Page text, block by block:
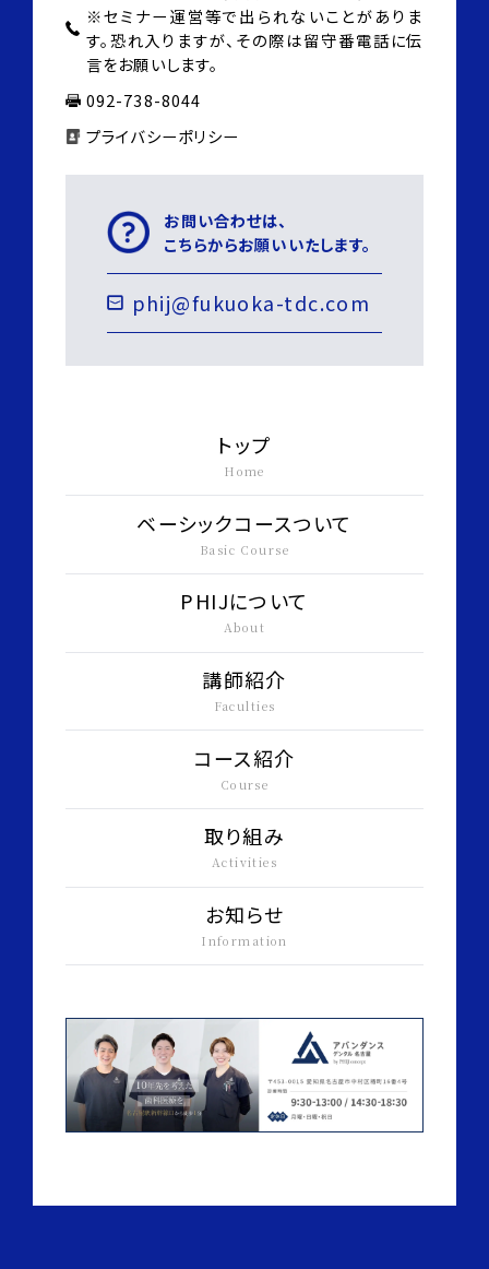
※セミナー運営等で出られないことがありま
す。恐れ入りますが、その際は留守番電話に伝
言をお願いします。
092-738-8044
プライバシーポリシー
お問い合わせは、
こちらからお願いいたします。
phij@fukuoka-tdc.com
トップ
Home
ベーシックコースついて
Basic Course
PHIJについて
About
講師紹介
Faculties
コース紹介
Course
取り組み
Activities
お知らせ
Information